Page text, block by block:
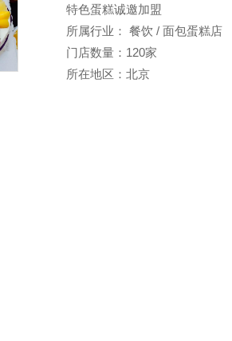
特色蛋糕诚邀加盟
所属行业： 餐饮 / 面包蛋糕店
门店数量：120家
所在地区：北京